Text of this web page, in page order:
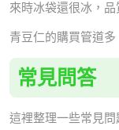
來時冰袋還很冰，品
青豆仁的購買管道
常見問答
這裡整理一些常見問